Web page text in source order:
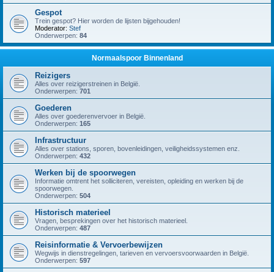
Gespot
Trein gespot? Hier worden de lijsten bijgehouden!
Moderator: Stef
Onderwerpen: 84
Normaalspoor Binnenland
Reizigers
Alles over reizigerstreinen in België.
Onderwerpen: 701
Goederen
Alles over goederenvervoer in België.
Onderwerpen: 165
Infrastructuur
Alles over stations, sporen, bovenleidingen, veiligheidssystemen enz.
Onderwerpen: 432
Werken bij de spoorwegen
Informatie omtrent het solliciteren, vereisten, opleiding en werken bij de
spoorwegen.
Onderwerpen: 504
Historisch materieel
Vragen, besprekingen over het historisch materieel.
Onderwerpen: 487
Reisinformatie & Vervoerbewijzen
Wegwijs in dienstregelingen, tarieven en vervoersvoorwaarden in België.
Onderwerpen: 597